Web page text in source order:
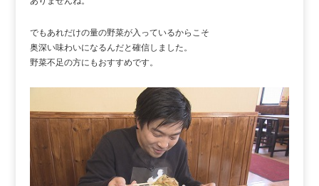
でもあれだけの量の野菜が入っているからこそ
奥深い味わいになるんだと確信しました。
野菜不足の方にもおすすめです。